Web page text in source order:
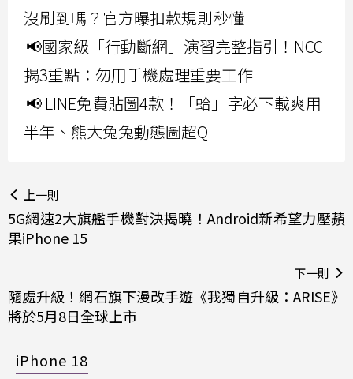
沒刷到嗎？官方曝扣款規則秒懂
📢國家級「行動斷網」演習完整指引！NCC
揭3重點：勿用手機處理重要工作
📢 LINE免費貼圖4款！「蛤」字必下載爽用
半年、熊大兔兔動態圖超Q
上一則
5G網速2大旗艦手機對決揭曉！Android新希望力壓蘋
果iPhone 15
下一則
隨處升級！網石旗下漫改手遊《我獨自升級：ARISE》
將於5月8日全球上市
iPhone 18